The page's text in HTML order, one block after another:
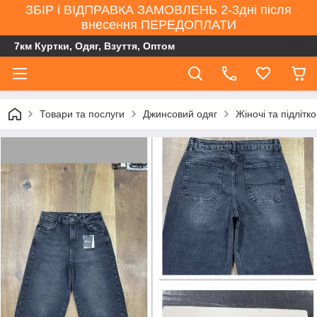
ЗБІР і ВІДПРАВКА ЗАМОВЛЕНЬ 2-3дні після
внесення ПЕРЕДОПЛАТИ
7км Куртки, Одяг, Взуття, Оптом
Товари та послуги Джинсовий одяг Жіночі та